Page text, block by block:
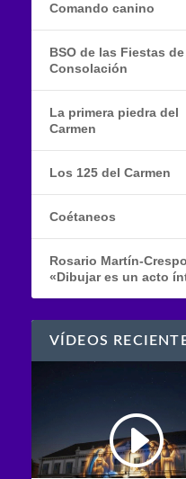
Comando canino
BSO de las Fiestas
Consolación
La primera piedra del
Carmen
Los 125 del Carmen
Coétaneos
Rosario Martín-
«Dibujar es un acto
VÍDEOS